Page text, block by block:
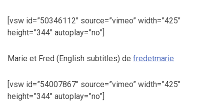
[vsw id=”50346112″ source=”vimeo” width=”425″
height=”344″ autoplay=”no”]
Marie et Fred (English subtitles) de fredetmarie
[vsw id=”54007867″ source=”vimeo” width=”425″
height=”344″ autoplay=”no”]